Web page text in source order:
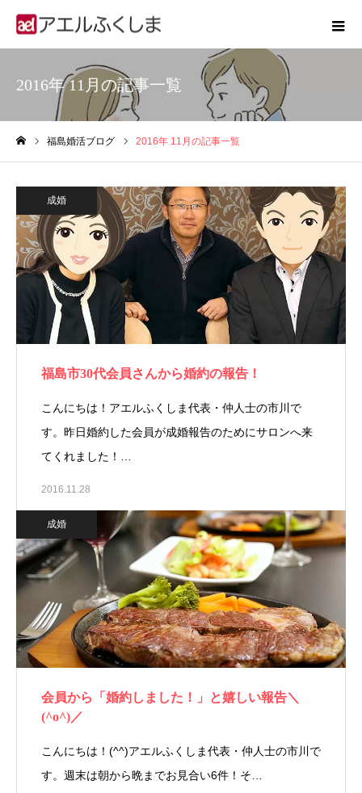
2016年 11月の記事一覧
福島婚活ブログ 2016年 11月の記事一覧
成婚
福島市30代会員さんから婚約の報告！
こんにちは！アエルふくしま代表・仲人士の市川で
す。昨日婚約した会員が成婚報告のためにサロンへ来
てくれました！…
2016.11.28
成婚
会員から「婚約しました！」と嬉しい報告＼
(^o^)／
こんにちは！(^^)アエルふくしま代表・仲人士の市川で
す。週末は朝から晩までお見合い6件！そ…